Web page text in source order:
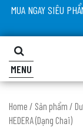
MUA NGAY SIÊU
MENU
Home / Sản phẩm /
HEDERA (Dạng Chai)